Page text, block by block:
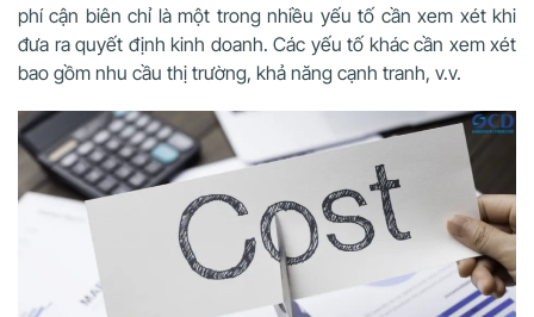
phí cận biên chỉ là một trong nhiều yếu tố cần xem xét khi
đưa ra quyết định kinh doanh. Các yếu tố khác cần xem xét
bao gồm nhu cầu thị trường, khả năng cạnh tranh, v.v.